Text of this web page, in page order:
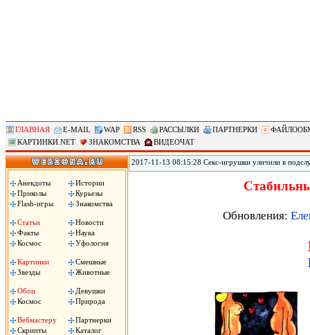
ГЛАВНАЯ E-MAIL WAP RSS РАССЫЛКИ ПАРТНЕРКИ
КАРТИНКИ.NET
ЗНАКОМСТВА ВИДЕОЧАТ
Анекдоты
Истории
Приколы
Курьезы
Flash-игры
Знакомства
Статьи
Новости
Факты
Наука
Космос
Уфология
Картинки
Смешные
Звезды
Животные
Обои
Девушки
Космос
Природа
Вебмастеру
Партнерки
Скрипты
Каталог
2017-11-13 08:15:28 Секс-игрушки уличили в
позволяет удаленно контролировать секс-игрушки,
затем сохраняло в памяти телефона. .
Обновления: